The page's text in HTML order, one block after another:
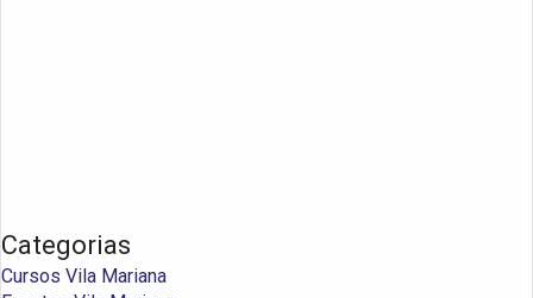
Categorias
Cursos Vila Mariana